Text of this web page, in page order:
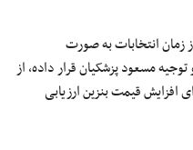
زمان انتخابات به صورت
مسعود پزشکیان قرار داده، از
افزایش قیمت بنزین ارزیابی